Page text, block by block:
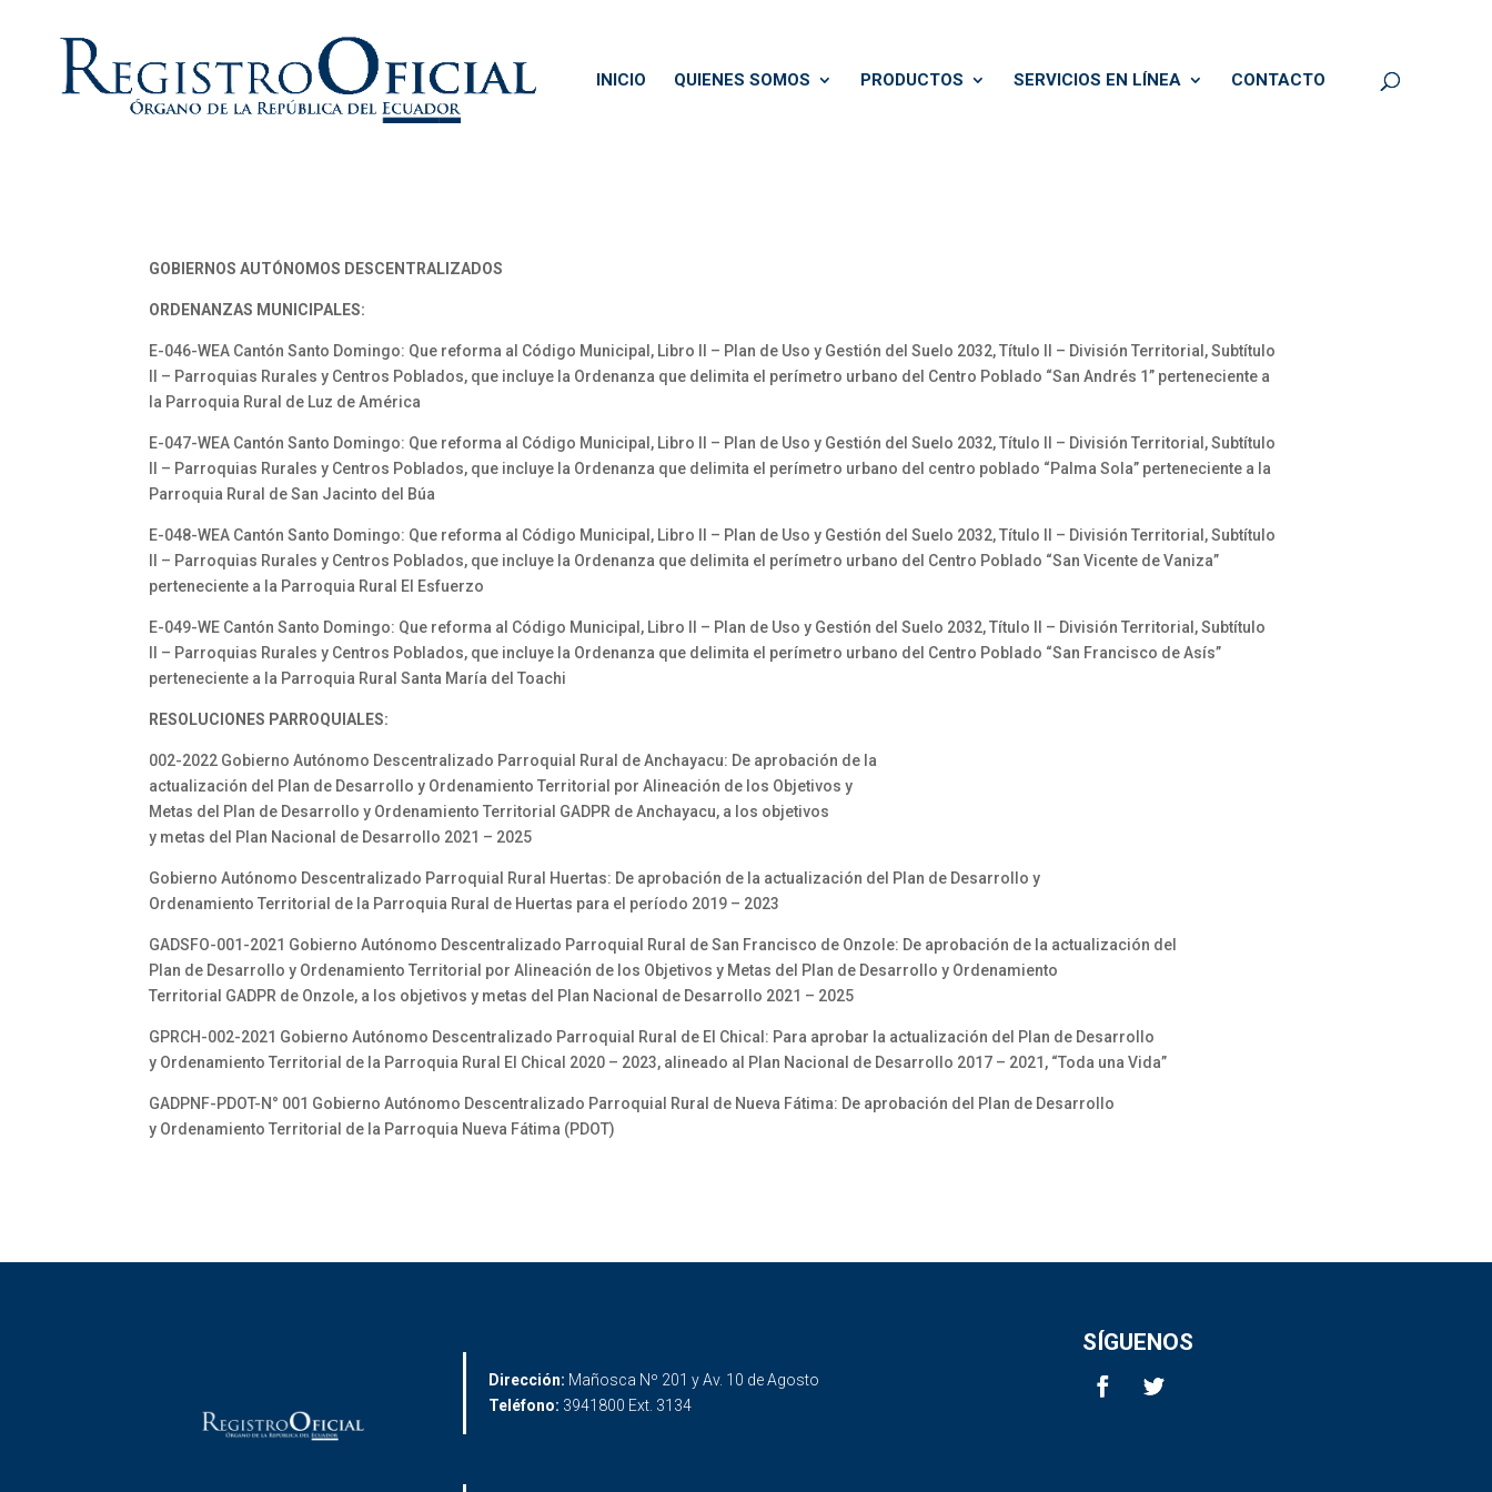
INICIO QUIENES SOMOS PRODUCTOS SERVICIOS EN LÍNEA CONTACTO
GOBIERNOS AUTÓNOMOS DESCENTRALIZADOS
ORDENANZAS MUNICIPALES:
E-046-WEA Cantón Santo Domingo: Que reforma al Código Municipal, Libro II – Plan de Uso y Gestión del Suelo 2032, Título II – División Territorial, Subtítulo
II – Parroquias Rurales y Centros Poblados, que incluye la Ordenanza que delimita el perímetro urbano del Centro Poblado “San Andrés 1” perteneciente a
la Parroquia Rural de Luz de América
E-047-WEA Cantón Santo Domingo: Que reforma al Código Municipal, Libro II – Plan de Uso y Gestión del Suelo 2032, Título II – División Territorial, Subtítulo
II – Parroquias Rurales y Centros Poblados, que incluye la Ordenanza que delimita el perímetro urbano del centro poblado “Palma Sola” perteneciente a la
Parroquia Rural de San Jacinto del Búa
E-048-WEA Cantón Santo Domingo: Que reforma al Código Municipal, Libro II – Plan de Uso y Gestión del Suelo 2032, Título II – División Territorial, Subtítulo
II – Parroquias Rurales y Centros Poblados, que incluye la Ordenanza que delimita el perímetro urbano del Centro Poblado “San Vicente de Vaniza”
perteneciente a la Parroquia Rural El Esfuerzo
E-049-WE Cantón Santo Domingo: Que reforma al Código Municipal, Libro II – Plan de Uso y Gestión del Suelo 2032, Título II – División Territorial, Subtítulo
II – Parroquias Rurales y Centros Poblados, que incluye la Ordenanza que delimita el perímetro urbano del Centro Poblado “San Francisco de Asís”
perteneciente a la Parroquia Rural Santa María del Toachi
RESOLUCIONES PARROQUIALES:
002-2022 Gobierno Autónomo Descentralizado Parroquial Rural de Anchayacu: De aprobación de la
actualización del Plan de Desarrollo y Ordenamiento Territorial por Alineación de los Objetivos y
Metas del Plan de Desarrollo y Ordenamiento Territorial GADPR de Anchayacu, a los objetivos
y metas del Plan Nacional de Desarrollo 2021 – 2025
Gobierno Autónomo Descentralizado Parroquial Rural Huertas: De aprobación de la actualización del Plan de Desarrollo y
Ordenamiento Territorial de la Parroquia Rural de Huertas para el período 2019 – 2023
GADSFO-001-2021 Gobierno Autónomo Descentralizado Parroquial Rural de San Francisco de Onzole: De aprobación de la actualización del
Plan de Desarrollo y Ordenamiento Territorial por Alineación de los Objetivos y Metas del Plan de Desarrollo y Ordenamiento
Territorial GADPR de Onzole, a los objetivos y metas del Plan Nacional de Desarrollo 2021 – 2025
GPRCH-002-2021 Gobierno Autónomo Descentralizado Parroquial Rural de El Chical: Para aprobar la actualización del Plan de Desarrollo
y Ordenamiento Territorial de la Parroquia Rural El Chical 2020 – 2023, alineado al Plan Nacional de Desarrollo 2017 – 2021, “Toda una Vida”
GADPNF-PDOT-N° 001 Gobierno Autónomo Descentralizado Parroquial Rural de Nueva Fátima: De aprobación del Plan de Desarrollo
y Ordenamiento Territorial de la Parroquia Nueva Fátima (PDOT)
Dirección: Mañosca Nº 201 y Av. 10 de Agosto
Teléfono: 3941800 Ext. 3134
SÍGUENOS